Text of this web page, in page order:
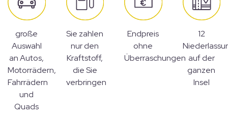
große
Auswahl
an Autos,
Motorrädern,
Fahrrädern
und
Quads
Sie zahlen
nur den
Kraftstoff,
die Sie
verbringen
Endpreis
ohne
Überraschungen
12
auf der
ganzen
Insel